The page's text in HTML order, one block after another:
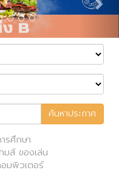
ค้นหาประกาศ
รศึกษา
มส์ ของเล่น
มพิวเตอร์